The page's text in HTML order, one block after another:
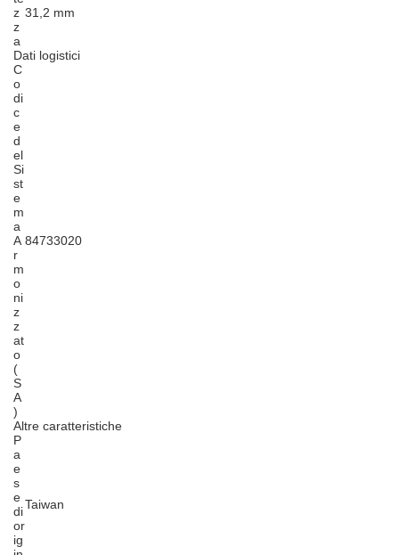
z
z
a
31,2 mm
Dati logistici
C
o
di
c
e
d
el
Si
st
e
m
a
A
r
m
o
ni
z
z
at
o
(
S
A
)
84733020
Altre caratteristiche
P
a
e
s
e
di
or
ig
Taiwan